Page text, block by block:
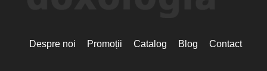
Despre noi Promoții Catalog Blog Contact